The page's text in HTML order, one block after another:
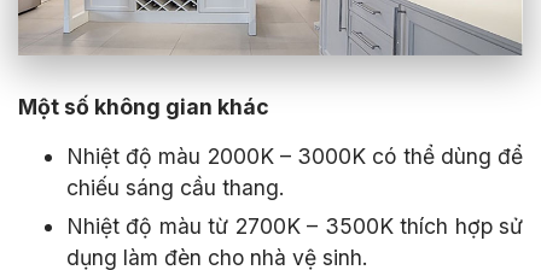
Một số không gian khác
Nhiệt độ màu 2000K – 3000K có thể dùng để
chiếu sáng cầu thang.
Nhiệt độ màu từ 2700K – 3500K thích hợp sử
dụng làm đèn cho nhà vệ sinh.